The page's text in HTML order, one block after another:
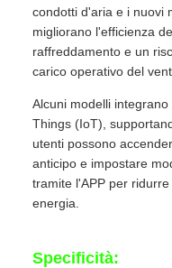
condotti d'aria e i nuovi
migliorano l'efficienza
raffreddamento e un
carico operativo del
Alcuni modelli
Things (IoT),
utenti possono
anticipo e impostare
tramite l'APP per
energia.
Specificità: